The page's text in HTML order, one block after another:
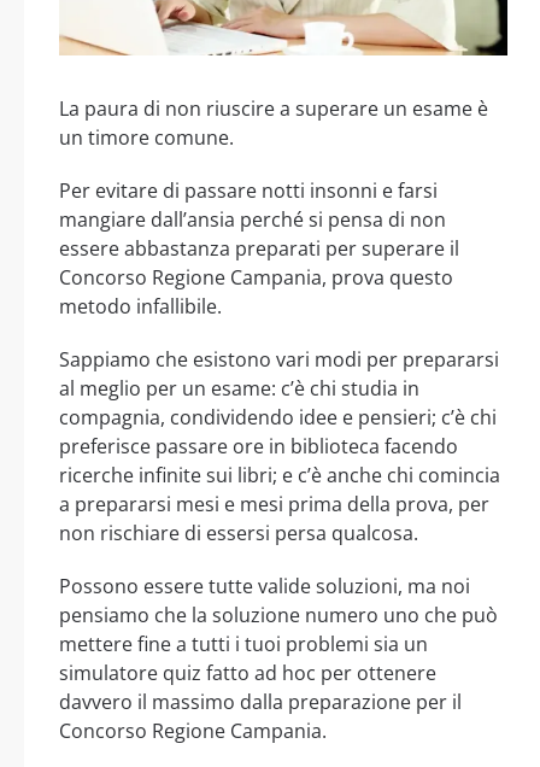
La paura di non riuscire a superare un esame è
un timore comune.
Per evitare di passare notti insonni e farsi
mangiare dall’ansia perché si pensa di non
essere abbastanza preparati per superare il
Concorso Regione Campania, prova questo
metodo infallibile.
Sappiamo che esistono vari modi per prepararsi
al meglio per un esame: c’è chi studia in
compagnia, condividendo idee e pensieri; c’è chi
preferisce passare ore in biblioteca facendo
ricerche infinite sui libri; e c’è anche chi comincia
a prepararsi mesi e mesi prima della prova, per
non rischiare di essersi persa qualcosa.
Possono essere tutte valide soluzioni, ma noi
pensiamo che la soluzione numero uno che può
mettere fine a tutti i tuoi problemi sia un
simulatore quiz fatto ad hoc per ottenere
davvero il massimo dalla preparazione per il
Concorso Regione Campania.